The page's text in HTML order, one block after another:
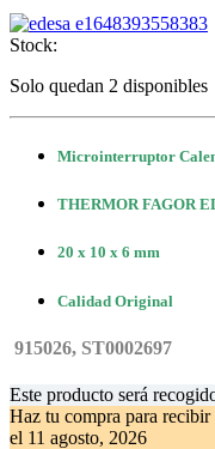
Stock:
Solo quedan 2 disponibles
Microinterruptor
THERMOR FAGOR
20 x 10 x 6 mm
Calidad Original
915026, ST0002697
Este producto será
Haz tu compra para
el 11 agosto, 2026